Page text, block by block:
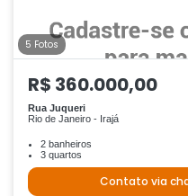
5 Fotos
R$ 360.000,00
Rua Juqueri
Rio de Janeiro - Irajá
2 banheiros
3 quartos
Contato via